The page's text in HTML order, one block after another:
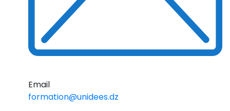
Email
formation@unidees.dz